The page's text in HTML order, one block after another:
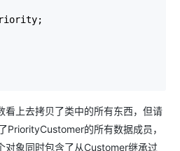
上去拷贝了类中的所有东西，但请
PriorityCustomer的所有数据成员，
象同时包含了从Customer继承过